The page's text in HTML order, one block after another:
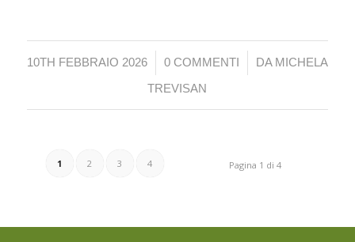
10TH FEBBRAIO 2026
/ 0 COMMENTI
/ DA MICHELA
TREVISAN
Pagina 1 di 4
1 2 3 4